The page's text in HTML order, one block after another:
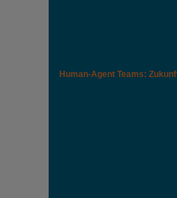
Human-Agent Teams: